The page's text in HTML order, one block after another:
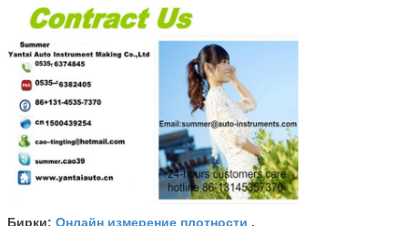
Бирки: Онлайн измерение плотности ,